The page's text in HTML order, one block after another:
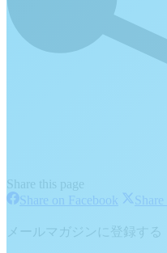
Share this page
Share on Facebook Share
Facebook
メールマガジンに登録する